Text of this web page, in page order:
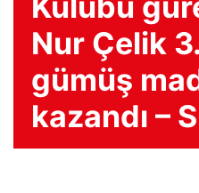
Nur Çelik
gümüş
kazandı –